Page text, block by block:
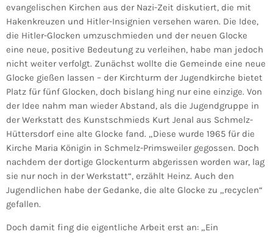
evangelischen Kirchen aus der Nazi-Zeit diskutiert, die mit
Hakenkreuzen und Hitler-Insignien versehen waren. Die Idee,
die Hitler-Glocken umzuschmieden und der neuen Glocke
eine neue, positive Bedeutung zu verleihen, habe man jedoch
nicht weiter verfolgt. Zunächst wollte die Gemeinde eine neue
Glocke gießen lassen – der Kirchturm der Jugendkirche bietet
Platz für fünf Glocken, doch bislang hing nur eine einzige. Von
der Idee nahm man wieder Abstand, als die Jugendgruppe in
der Werkstatt des Kunstschmieds Kurt Jenal aus Schmelz-
Hüttersdorf eine alte Glocke fand. „Diese wurde 1965 für die
Kirche Maria Königin in Schmelz-Primsweiler gegossen. Doch
nachdem der dortige Glockenturm abgerissen worden war, lag
sie nur noch in der Werkstatt“, erzählt Heinz. Auch den
Jugendlichen habe der Gedanke, die alte Glocke zu „recyclen“
gefallen.
Doch damit fing die eigentliche Arbeit erst an: „Ein